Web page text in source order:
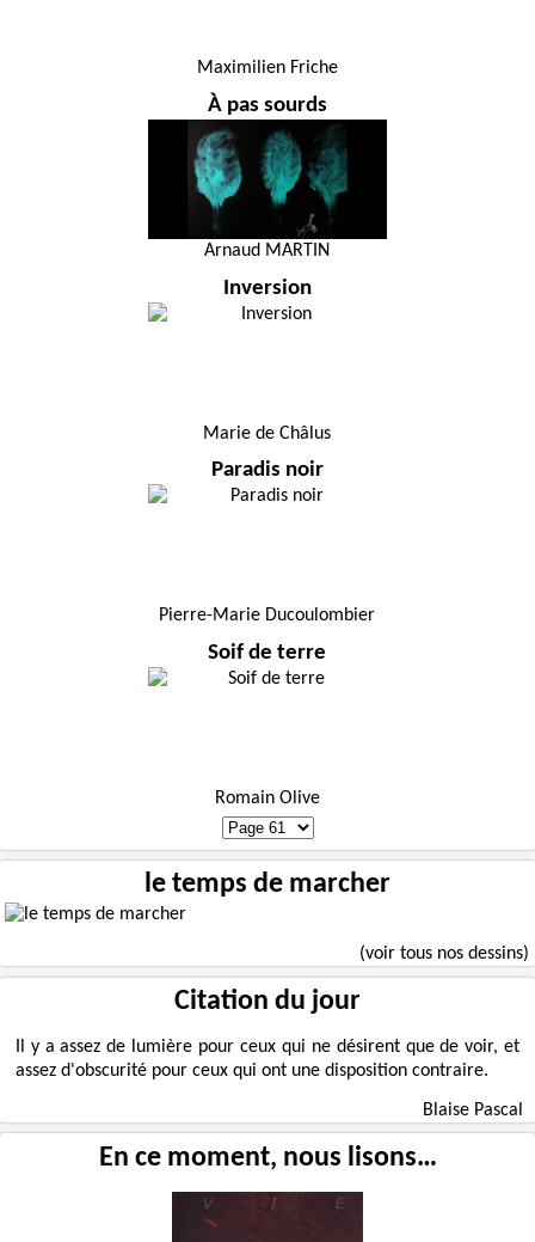
Maximilien Friche
À pas sourds
Arnaud MARTIN
Inversion
Marie de Châlus
Paradis noir
Pierre-Marie Ducoulombier
Soif de terre
Romain Olive
le temps de marcher
(voir tous nos dessins)
Citation du jour
Il y a assez de lumière pour ceux qui ne désirent que de voir, et
assez d'obscurité pour ceux qui ont une disposition contraire.
Blaise Pascal
En ce moment, nous lisons…